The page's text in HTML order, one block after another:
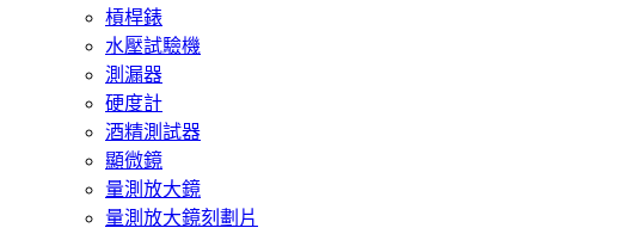
槓桿錶
水壓試驗機
測漏器
硬度計
酒精測試器
顯微鏡
量測放大鏡
量測放大鏡刻劃片